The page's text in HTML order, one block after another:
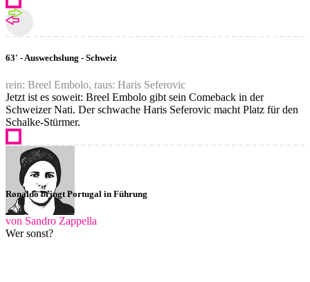
63' - Auswechslung - Schweiz
rein: Breel Embolo, raus: Haris Seferovic
Jetzt ist es soweit: Breel Embolo gibt sein Comeback in der
Schweizer Nati. Der schwache Haris Seferovic macht Platz für den
Schalke-Stürmer.
Ronaldo bringt Portugal in Führung
von Sandro Zappella
Wer sonst?